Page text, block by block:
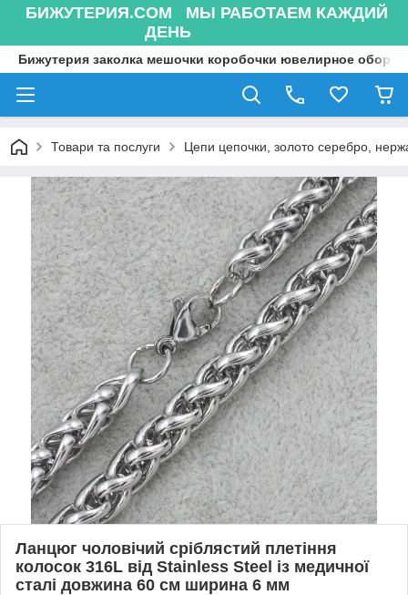
БИЖУТЕРИЯ.COM МЫ РАБОТАЕМ КАЖДИЙ
ДЕНЬ
Бижутерия заколка мешочки коробочки ювелирное
Товари та послуги Цепи цепочки, золото серебро,
Ланцюг чоловічий сріблястий плетіння
колосок 316L від Stainless Steel із медичної
сталі довжина 60 см ширина 6 мм